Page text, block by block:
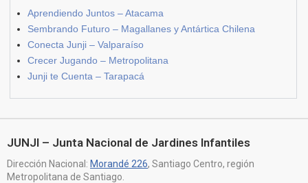
Aprendiendo Juntos – Atacama
Sembrando Futuro – Magallanes y Antártica Chilena
Conecta Junji – Valparaíso
Crecer Jugando – Metropolitana
Junji te Cuenta – Tarapacá
JUNJI – Junta Nacional de Jardines Infantiles
Dirección Nacional: Morandé 226, Santiago Centro, región
Metropolitana de Santiago.